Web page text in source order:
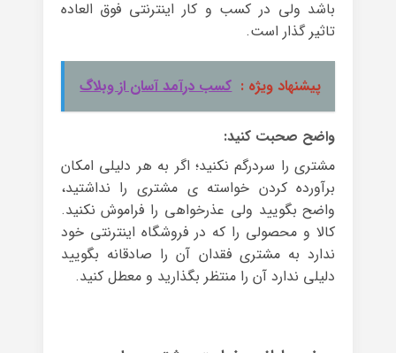
باشد ولی در کسب و کار اینترنتی فوق العاده
تاثیر گذار است.
پیشنهاد ویژه : کسب درآمد‌ آسان از وبلاگ
واضح صحبت کنید:
مشتری را سردرگم نکنید؛ اگر به هر دلیلی امکان
برآورده کردن خواسته ی مشتری را نداشتید،
واضح بگویید ولی عذرخواهی را فراموش نکنید.
کالا و محصولی را که در فروشگاه اینترنتی خود
ندارد به مشتری فقدان آن را صادقانه بگویید
دلیلی ندارد آن را منتظر بگذارید و معطل کنید.